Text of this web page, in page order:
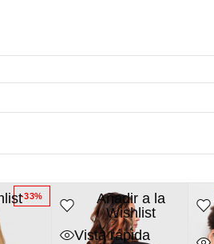
-33%
Añadir a la
Wishlist
Vista rápida